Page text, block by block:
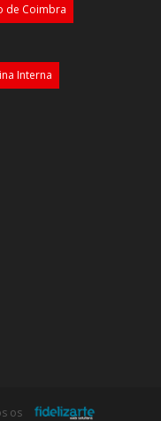
de Coimbra
Interna
os